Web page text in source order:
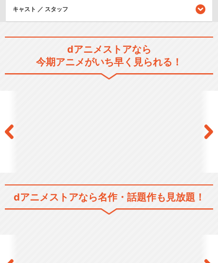
キャスト ／ スタッフ
dアニメストアなら
今期アニメがいち早く見られる！
dアニメストアなら名作・話題作も見放題！